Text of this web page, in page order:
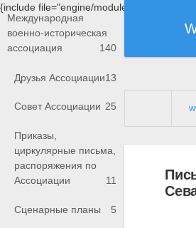
{include file="engine/modules/saperu/
Международная
военно-историческая
ассоциация
140
Друзья Ассоциации13
Совет Ассоциации 25
Приказы,
циркулярные письма,
распоряжения по
Ассоциации
11
Сценарные планы 5